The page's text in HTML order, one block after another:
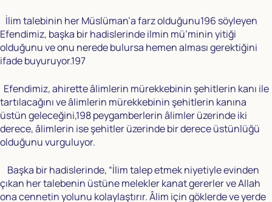
İlim talebinin her Müslüman’a farz olduğunu196 söyleyen
Efendimiz, başka bir hadislerinde ilmin mü’minin yitiği
olduğunu ve onu nerede bulursa hemen alması gerektiğini
ifade buyuruyor.197
Efendimiz, ahirette âlimlerin mürekkebinin şehitlerin kanı ile
tartılacağını ve âlimlerin mürekkebinin şehitlerin kanına
üstün geleceğini,198 peygamberlerin âlimler üzerinde iki
derece, âlimlerin ise şehitler üzerinde bir derece üstünlüğü
olduğunu vurguluyor.
Başka bir hadislerinde, “İlim talep etmek niyetiyle evinden
çıkan her talebenin üstüne melekler kanat gererler ve Allah
ona cennetin yolunu kolaylaştırır. Âlim için göklerde ve yerde